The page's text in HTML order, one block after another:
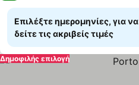
Επιλέξτε ημερομηνίες, για να
δείτε τις ακριβείς τιμές
Δημοφιλής επιλογή